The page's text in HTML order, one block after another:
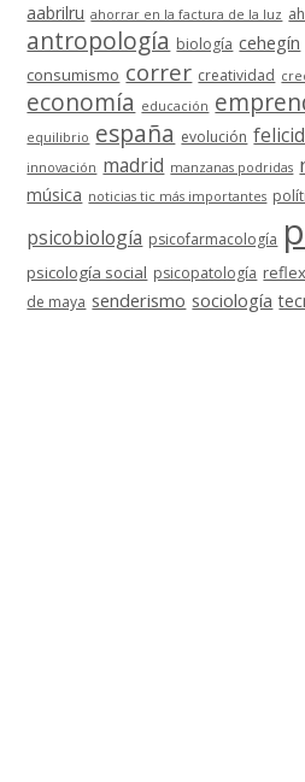
aabrilru ahorrar en la factura de la luz
antropología biología cehegín
consumismo correr creatividad
economía educación
equilibrio españa evolución
innovación madrid manzanas podridas
música noticias tic más importantes
psicobiología psicofarmacología
psicología social psicopatología
de maya senderismo sociología